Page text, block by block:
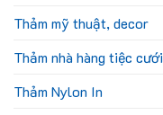
Thảm mỹ thuật, decor
Thảm nhà hàng tiệc cưới
Thảm Nylon In